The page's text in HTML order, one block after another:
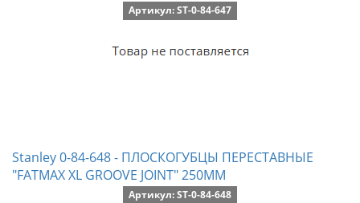
Артикул: ST-0-84-647
Stanley 0-84-648 - ПЛОСКОГУБЦЫ ПЕРЕСТАВНЫЕ
"FATMAX XL GROOVE JOINT" 250ММ
Артикул: ST-0-84-648